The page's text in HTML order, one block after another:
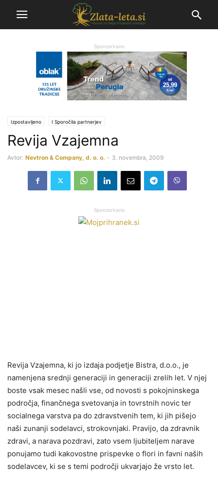
Sponzorirano
Izpostavljeno Ι Sporočila partnerjev
Revija Vzajemna
Avtor: Nevtron & Company, d. o. o. - 3. novembra, 2009
Sponzorirano
Revija Vzajemna, ki jo izdaja podjetje Bistra, d.o.o., je
namenjena srednji generaciji in generaciji zrelih let. V njej
boste vsak mesec našli vse, od novosti s pokojninskega
področja, finančnega svetovanja in tovrstnih novic ter
socialnega varstva pa do zdravstvenih tem, ki jih pišejo
naši zunanji sodelavci, strokovnjaki. Pravijo, da zdravnik
zdravi, a narava pozdravi, zato vsem ljubiteljem narave
ponujamo tudi kakovostne prispevke o flori in favni naših
sodelavcev, ki se s temi področji ukvarjajo že vrsto let.